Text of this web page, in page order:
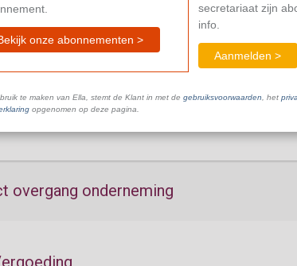
- bevriezing statuut
document is niet beschikbaar in je huidige abonnement.
overgang onderneming
onze abonnementen >
secretariaat zijn
info.
Aanmelden >
te maken van Ella, stemt de Klant in met de gebruiksvoorwaarden , het
opgenomen op deze pagina.